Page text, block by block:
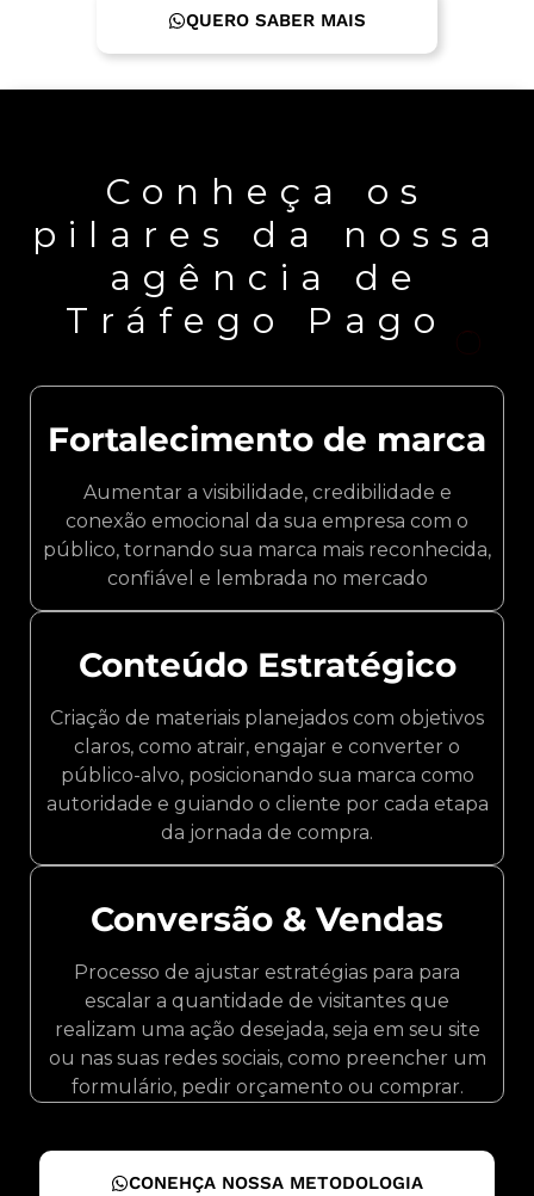
QUERO SABER MAIS
Conheça os
pilares da nossa
agência de
Tráfego Pago
Fortalecimento de marca
Aumentar a visibilidade, credibilidade e
conexão emocional da sua empresa com o
público, tornando sua marca mais reconhecida,
confiável e lembrada no mercado
Conteúdo Estratégico
Criação de materiais planejados com objetivos
claros, como atrair, engajar e converter o
público-alvo, posicionando sua marca como
autoridade e guiando o cliente por cada etapa
da jornada de compra.
Conversão & Vendas
Processo de ajustar estratégias para para
escalar a quantidade de visitantes que
realizam uma ação desejada, seja em seu site
ou nas suas redes sociais, como preencher um
formulário, pedir orçamento ou comprar.
CONEHÇA NOSSA METODOLOGIA